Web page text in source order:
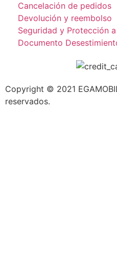
Cancelación de pedidos
Devolución y reembolso
Seguridad y Protección
Documento
Copyright © 2021
reservados.